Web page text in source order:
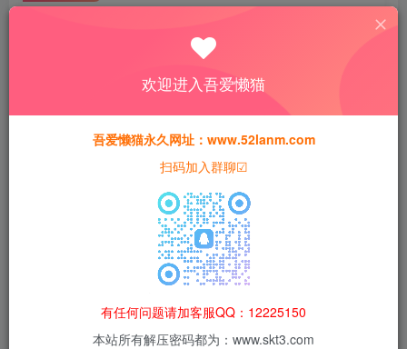
此内容为付费资源，请付费后查看
会员专属资源
黄金会员免费 钻石会员免费
您暂无购买权限，请先开通会员
本站所有资源均为网络收集整理而来，仅供学习研究使用，请在下
载后24h内删除，谢谢合作！
本站资源仅用于学习交流，禁止商业运营与违法、侵权
果由使用者自行承担。
欢迎进入吾爱懒猫
吾爱懒猫永久网址：www.52lanm.com
扫码加入群聊☑
有任何问题请加客服QQ：12225150
本站所有解压密码都为：www.skt3.com